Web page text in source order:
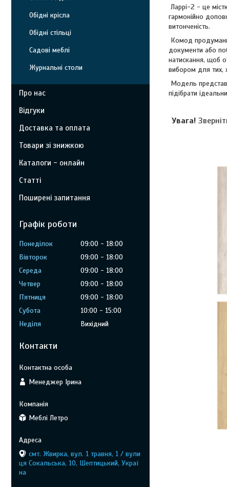
Ларрі-2 - це
гармонійно
витонченість.
Комод
документи або
натискання, щоб
вибором для тих,
Модель
підібрати
Увага!
Обідні крісла
Обідні стільці
Садові меблі
Журнальні столи
Про нас
Відгуки
Доставка та оплата
Товари зі знижкою
Каталоги - онлайн
Статті
Поширені запитання
Графік роботи
Понеділок 09:00
18:00
Вівторок
09:00
18:00
Середа
09:00
18:00
Четвер
09:00
18:00
Пʼятниця
09:00
18:00
Субота
10:00
15:00
Неділя
Вихідний
Контакти
Менеджер Ірина
Меблі Летро
смт. Жвирка, вул. 1 травня, 1 / вули
ця Сокальська, 10, Шептицький, Украї
на